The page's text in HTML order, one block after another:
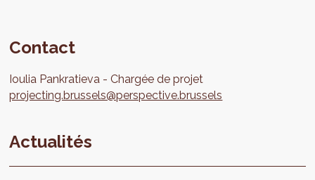
Contact
Ioulia Pankratieva
Chargée de projet
projecting.brussels@perspective.brussels
Actualités